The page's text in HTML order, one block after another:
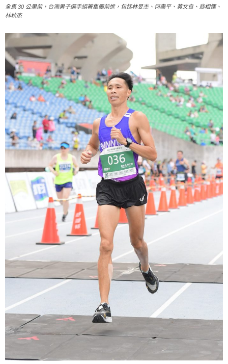
全馬 30 公里前，台灣男子選手組著集團前進，包括林旻杰、何盡平、黃文良、翁相擇、
林秋杰